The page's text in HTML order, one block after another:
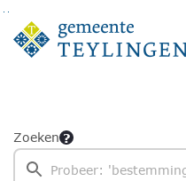
Ga naar de inhoud van deze pagina
Ga naar het zoeken
Ga naar het menu
Zoeken